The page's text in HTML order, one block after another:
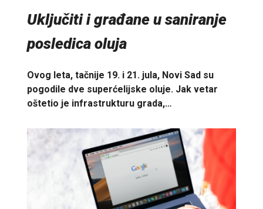
Uključiti i građane u saniranje
posledica oluja
Ovog leta, tačnije 19. i 21. jula, Novi Sad su
pogodile dve superćelijske oluje. Jak vetar
oštetio je infrastrukturu grada,…